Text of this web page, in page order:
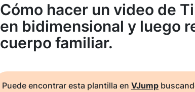
Cómo hacer un video de
en bidimensional y luego
cuerpo familiar.
Puede encontrar esta plantilla en VJump